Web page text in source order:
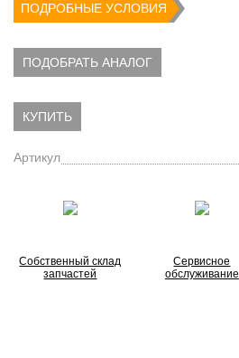
ПОДРОБНЫЕ УСЛОВИЯ
ПОДОБРАТЬ АНАЛОГ
КУПИТЬ
Артикул
Собственный склад
запчастей
Сервисное
обслуживание